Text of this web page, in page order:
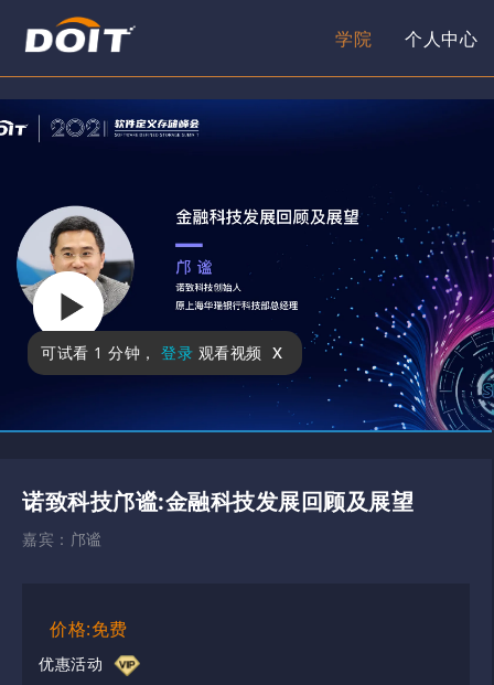
学院 个人中心
可试看 1 分钟 ， 登录 观看视频 x
诺致科技邝谧:金融科技发展回顾及展望
嘉宾： 邝谧
价格:免费
优惠活动